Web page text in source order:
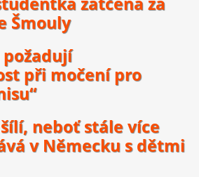
Šmouly
při močení pro
neboť stále více
v Německu s dětmi